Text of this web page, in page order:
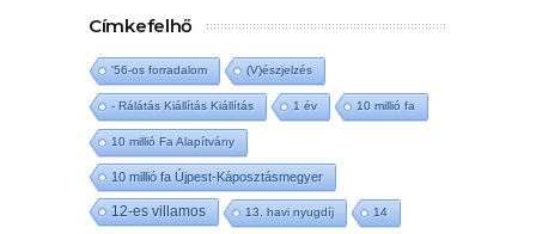
Címkefelhő
'56-os forradalom (V)észjelzés
- Rálátás Kiállítás Kiállítás 1 év 10 millió fa
10 millió Fa Alapítvány
10 millió fa Újpest-Káposztásmegyer
12-es villamos 13. havi nyugdíj 14